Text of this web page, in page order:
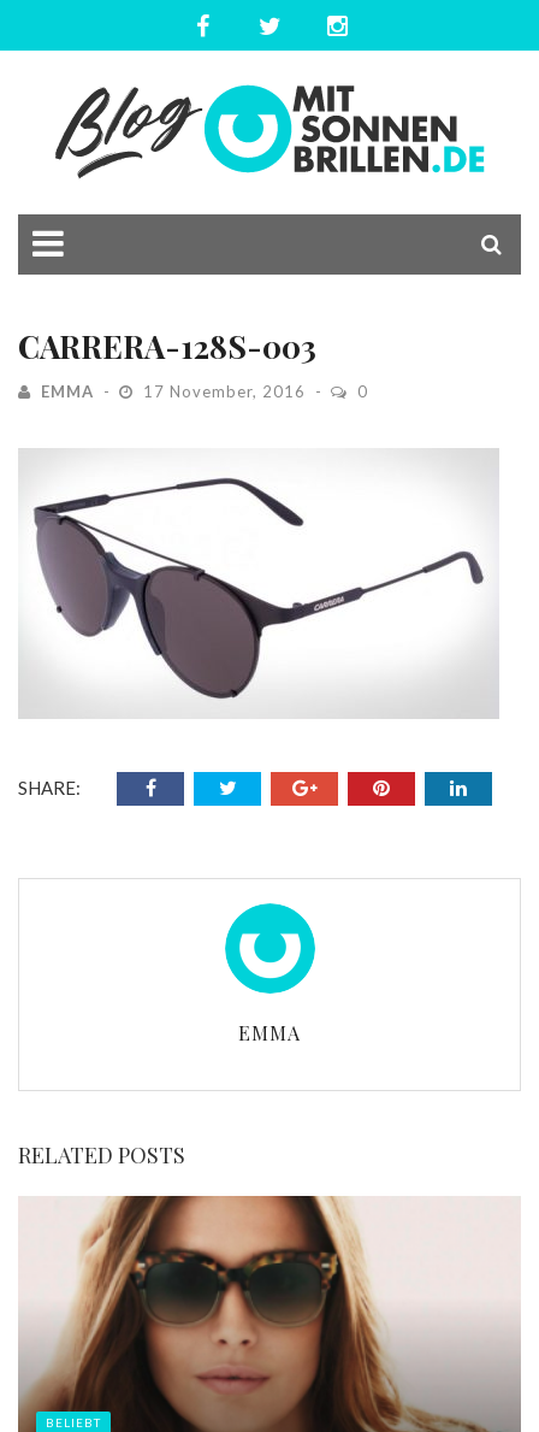
CARRERA-128S-003
EMMA 17 November, 2016 0
SHARE:
EMMA
RELATED POSTS
BELIEBT